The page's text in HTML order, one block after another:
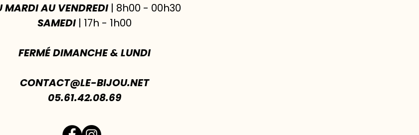
MARDI AU VENDREDI| 8h00 - 00h30
SAMEDI| 17h - 1h00
FERMÉ DIMANCHE & LUNDI
CONTACT@LE-BIJOU.NET
05.61.42.08.69